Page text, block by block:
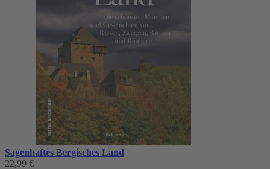
Sagenhaftes Bergisches Land
22,99 €